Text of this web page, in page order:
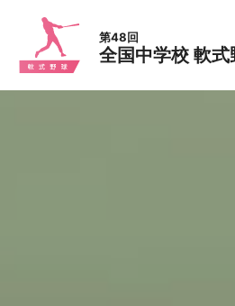
第48回
全国中学校 軟式